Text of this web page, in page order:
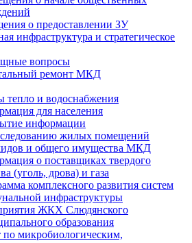
о предоставлении ЗУ
инфраструктура и стратегическое
вопросы
ремонт МКД
тепло и водоснабжения
для населения
информации
жилых помещений
и общего имущества МКД
о поставщиках твердого
(уголь, дрова) и газа
комплексного развития систем
инфраструктуры
ЖКХ Слюдянского
образования
по микробиологическим,